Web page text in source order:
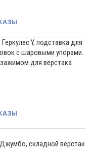
Геркулес Y, подставка для
с шаровыми упорами.
для верстака
Джумбо, cкладной верстак